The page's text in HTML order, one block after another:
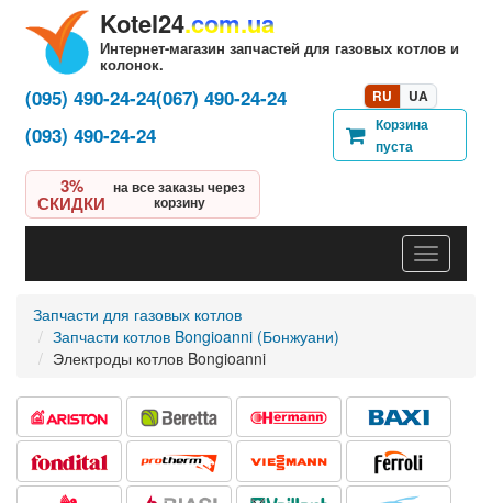
Kotel24.com.ua
Интернет-магазин запчастей для газовых котлов и
колонок.
3%
СКИДКИ
на все заказы через
корзину
(095) 490-24-24(067) 490-24-24
(093) 490-24-24
RU
UA
Корзина
пуста
Запчасти для газовых котлов
Запчасти котлов Bongioanni (Бонжуани)
Электроды котлов Bongioanni